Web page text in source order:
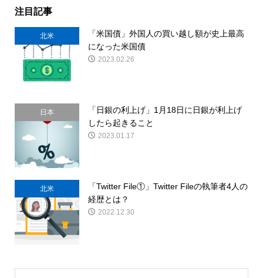
注目記事
北米
「米国債」外国人の買い越し額が史上最高
になった米国債
2023.02.26
日本
「日銀の利上げ」1月18日に日銀が利上げ
したら起きること
2023.01.17
北米
「Twitter File①」Twitter Fileの執筆者4人の
経歴とは？
2022.12.30